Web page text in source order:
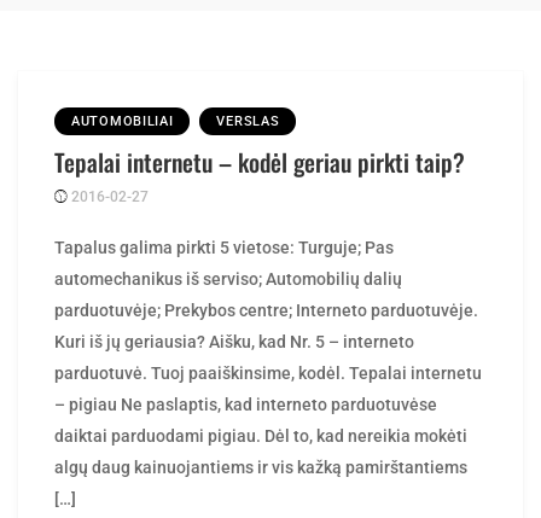
AUTOMOBILIAI VERSLAS
Tepalai internetu – kodėl geriau pirkti taip?
2016-02-27
Tapalus galima pirkti 5 vietose: Turguje; Pas
automechanikus iš serviso; Automobilių dalių
parduotuvėje; Prekybos centre; Interneto parduotuvėje.
Kuri iš jų geriausia? Aišku, kad Nr. 5 – interneto
parduotuvė. Tuoj paaiškinsime, kodėl. Tepalai internetu
– pigiau Ne paslaptis, kad interneto parduotuvėse
daiktai parduodami pigiau. Dėl to, kad nereikia mokėti
algų daug kainuojantiems ir vis kažką pamirštantiems
[…]